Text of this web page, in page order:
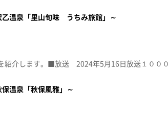
乙温泉「里山旬味 うちみ旅館」～
保温泉「秋保風雅」～